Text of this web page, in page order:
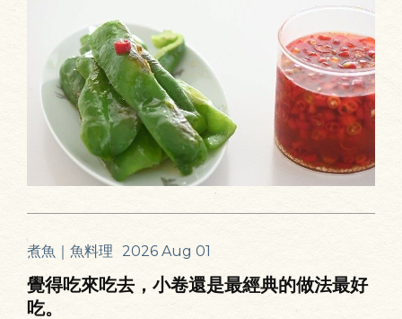
煮魚｜魚料理 2026 Aug 01
覺得吃來吃去，小卷還是最經典的做法最好
吃。